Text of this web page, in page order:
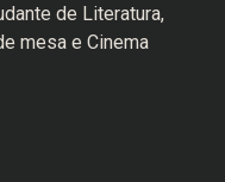
de Literatura,
mesa e Cinema